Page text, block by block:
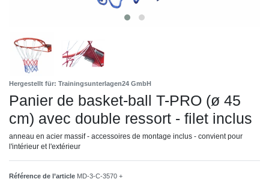
Hergestellt für: Trainingsunterlagen24 GmbH
Panier de basket-ball T-PRO (ø 45
cm) avec double ressort - filet inclus
anneau en acier massif - accessoires de montage inclus - convient pour
l'intérieur et l'extérieur
Référence de l’article MD-3-C-3570 +